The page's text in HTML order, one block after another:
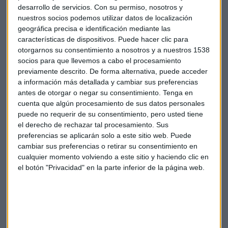
desarrollo de servicios. Con su permiso, nosotros y
nuestros socios podemos utilizar datos de localización
geográfica precisa e identificación mediante las
características de dispositivos. Puede hacer clic para
otorgarnos su consentimiento a nosotros y a nuestros 1538
socios para que llevemos a cabo el procesamiento
previamente descrito. De forma alternativa, puede acceder
a información más detallada y cambiar sus preferencias
antes de otorgar o negar su consentimiento. Tenga en
cuenta que algún procesamiento de sus datos personales
puede no requerir de su consentimiento, pero usted tiene
el derecho de rechazar tal procesamiento. Sus
preferencias se aplicarán solo a este sitio web. Puede
cambiar sus preferencias o retirar su consentimiento en
cualquier momento volviendo a este sitio y haciendo clic en
el botón "Privacidad" en la parte inferior de la página web.
conferencia anual que por segunda vez celebran en San
Francisco.
Con el nombramiento definitivo del nuevo Consejero
Delegado, se pone punto final a las dudas de los empleados
y del mercado, que castigaba en bolsa la indecisión de la
compañía. Tras conocerse la noticia, las acciones de Twitter
subían un 3,14% en Wall Street, hasta los 26,39 dólares.
Twitter Dick Costolo Jack Dorsey